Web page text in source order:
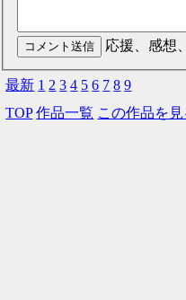
応援、感想
最新 1 2 3 4 5 6 7 8 9
TOP 作品一覧 この作品を見